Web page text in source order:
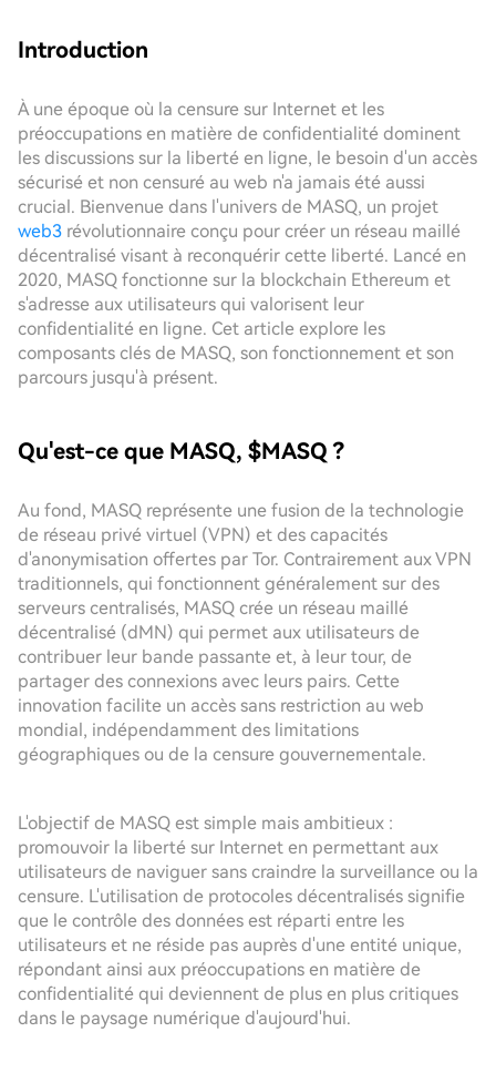
Introduction
À une époque où la censure sur Internet et les
préoccupations en matière de confidentialité dominent
les discussions sur la liberté en ligne, le besoin d'un accès
sécurisé et non censuré au web n'a jamais été aussi
crucial. Bienvenue dans l'univers de MASQ, un projet
web3 révolutionnaire conçu pour créer un réseau maillé
décentralisé visant à reconquérir cette liberté. Lancé en
2020, MASQ fonctionne sur la blockchain Ethereum et
s'adresse aux utilisateurs qui valorisent leur
confidentialité en ligne. Cet article explore les
composants clés de MASQ, son fonctionnement et son
parcours jusqu'à présent.
Qu'est-ce que MASQ, $MASQ ?
Au fond, MASQ représente une fusion de la technologie
de réseau privé virtuel (VPN) et des capacités
d'anonymisation offertes par Tor. Contrairement aux VPN
traditionnels, qui fonctionnent généralement sur des
serveurs centralisés, MASQ crée un réseau maillé
décentralisé (dMN) qui permet aux utilisateurs de
contribuer leur bande passante et, à leur tour, de
partager des connexions avec leurs pairs. Cette
innovation facilite un accès sans restriction au web
mondial, indépendamment des limitations
géographiques ou de la censure gouvernementale.
L'objectif de MASQ est simple mais ambitieux :
promouvoir la liberté sur Internet en permettant aux
utilisateurs de naviguer sans craindre la surveillance ou la
censure. L'utilisation de protocoles décentralisés signifie
que le contrôle des données est réparti entre les
utilisateurs et ne réside pas auprès d'une entité unique,
répondant ainsi aux préoccupations en matière de
confidentialité qui deviennent de plus en plus critiques
dans le paysage numérique d'aujourd'hui.